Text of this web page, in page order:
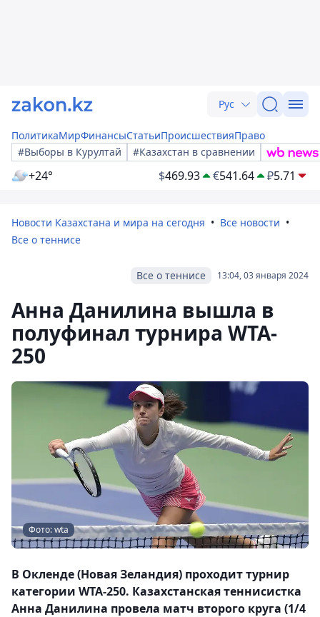
Рус
ПолитикаМирФинансыСтатьиПроисшествияПраво
#Выборы в Курултай
#Казахстан в сравнении
+24° $469.93 €541.64 ₽5.71
Новости Казахстана и мира на сегодня
Все новости
Все о теннисе
13:04, 03 января 2024
Все о теннисе
Анна Данилина вышла в
полуфинал турнира WTA-
250
Фото: wta
В Окленде (Новая Зеландия) проходит турнир
категории WTA-250. Казахстанская теннисистка
Анна Данилина провела матч второго круга (1/4